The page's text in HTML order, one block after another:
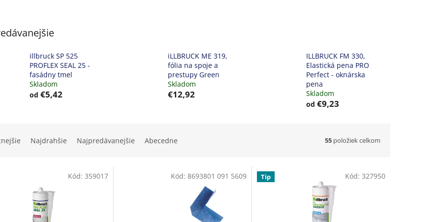
illbruck SP 525
PROFLEX SEAL 25 -
fasádny tmel
Skladom
od €5,42
iLLBRUCK ME 319,
fólia na spoje a
prestupy Green
Skladom
€12,92
ILLBRUCK FM 330,
Elastická pena PRO
Perfect - oknárska
pena
Skladom
od €9,23
Najdrahšie Najpredávanejšie Abecedne 55 položiek celkom
Kód: 359017 Kód: 8693801 091 5609 Tip Kód: 327950